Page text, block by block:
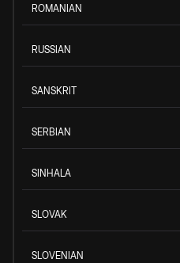
ROMANIAN
RUSSIAN
SANSKRIT
SERBIAN
SINHALA
SLOVAK
SLOVENIAN